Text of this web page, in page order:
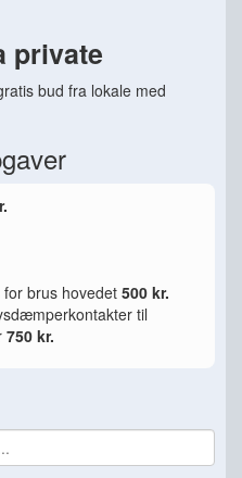
private
bud fra lokale med
brus hovedet 500 kr.
til
750 kr.